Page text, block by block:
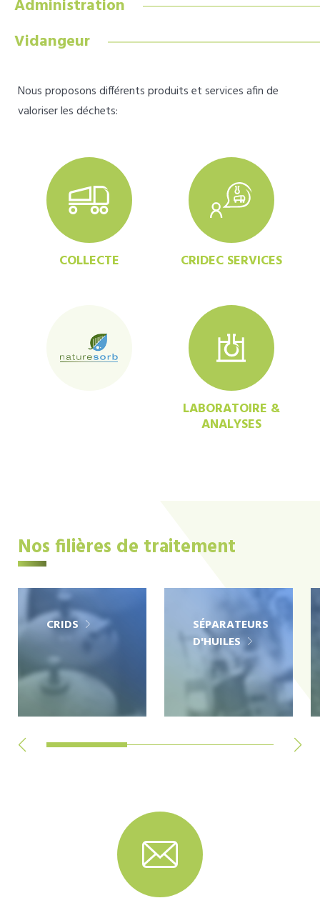
Administration
Vidangeur
Nous proposons différents produits et services afin de
valoriser les déchets:
COLLECTE CRIDEC SERVICES
LABORATOIRE &
ANALYSES
Nos filières de traitement
CRIDS
SÉPARATEURS
D'HUILES